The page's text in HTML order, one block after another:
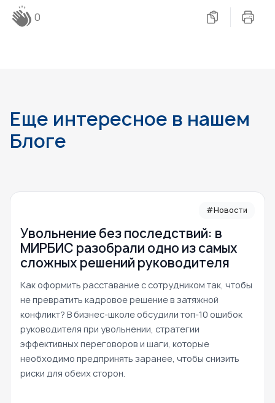
0
Еще интересное в нашем
Блоге
#Новости
Увольнение без последствий: в
МИРБИС разобрали одно из самых
сложных решений руководителя
Как оформить расставание с сотрудником так, чтобы
не превратить кадровое решение в затяжной
конфликт? В бизнес-школе обсудили топ-10 ошибок
руководителя при увольнении, стратегии
эффективных переговоров и шаги, которые
необходимо предпринять заранее, чтобы снизить
риски для обеих сторон.